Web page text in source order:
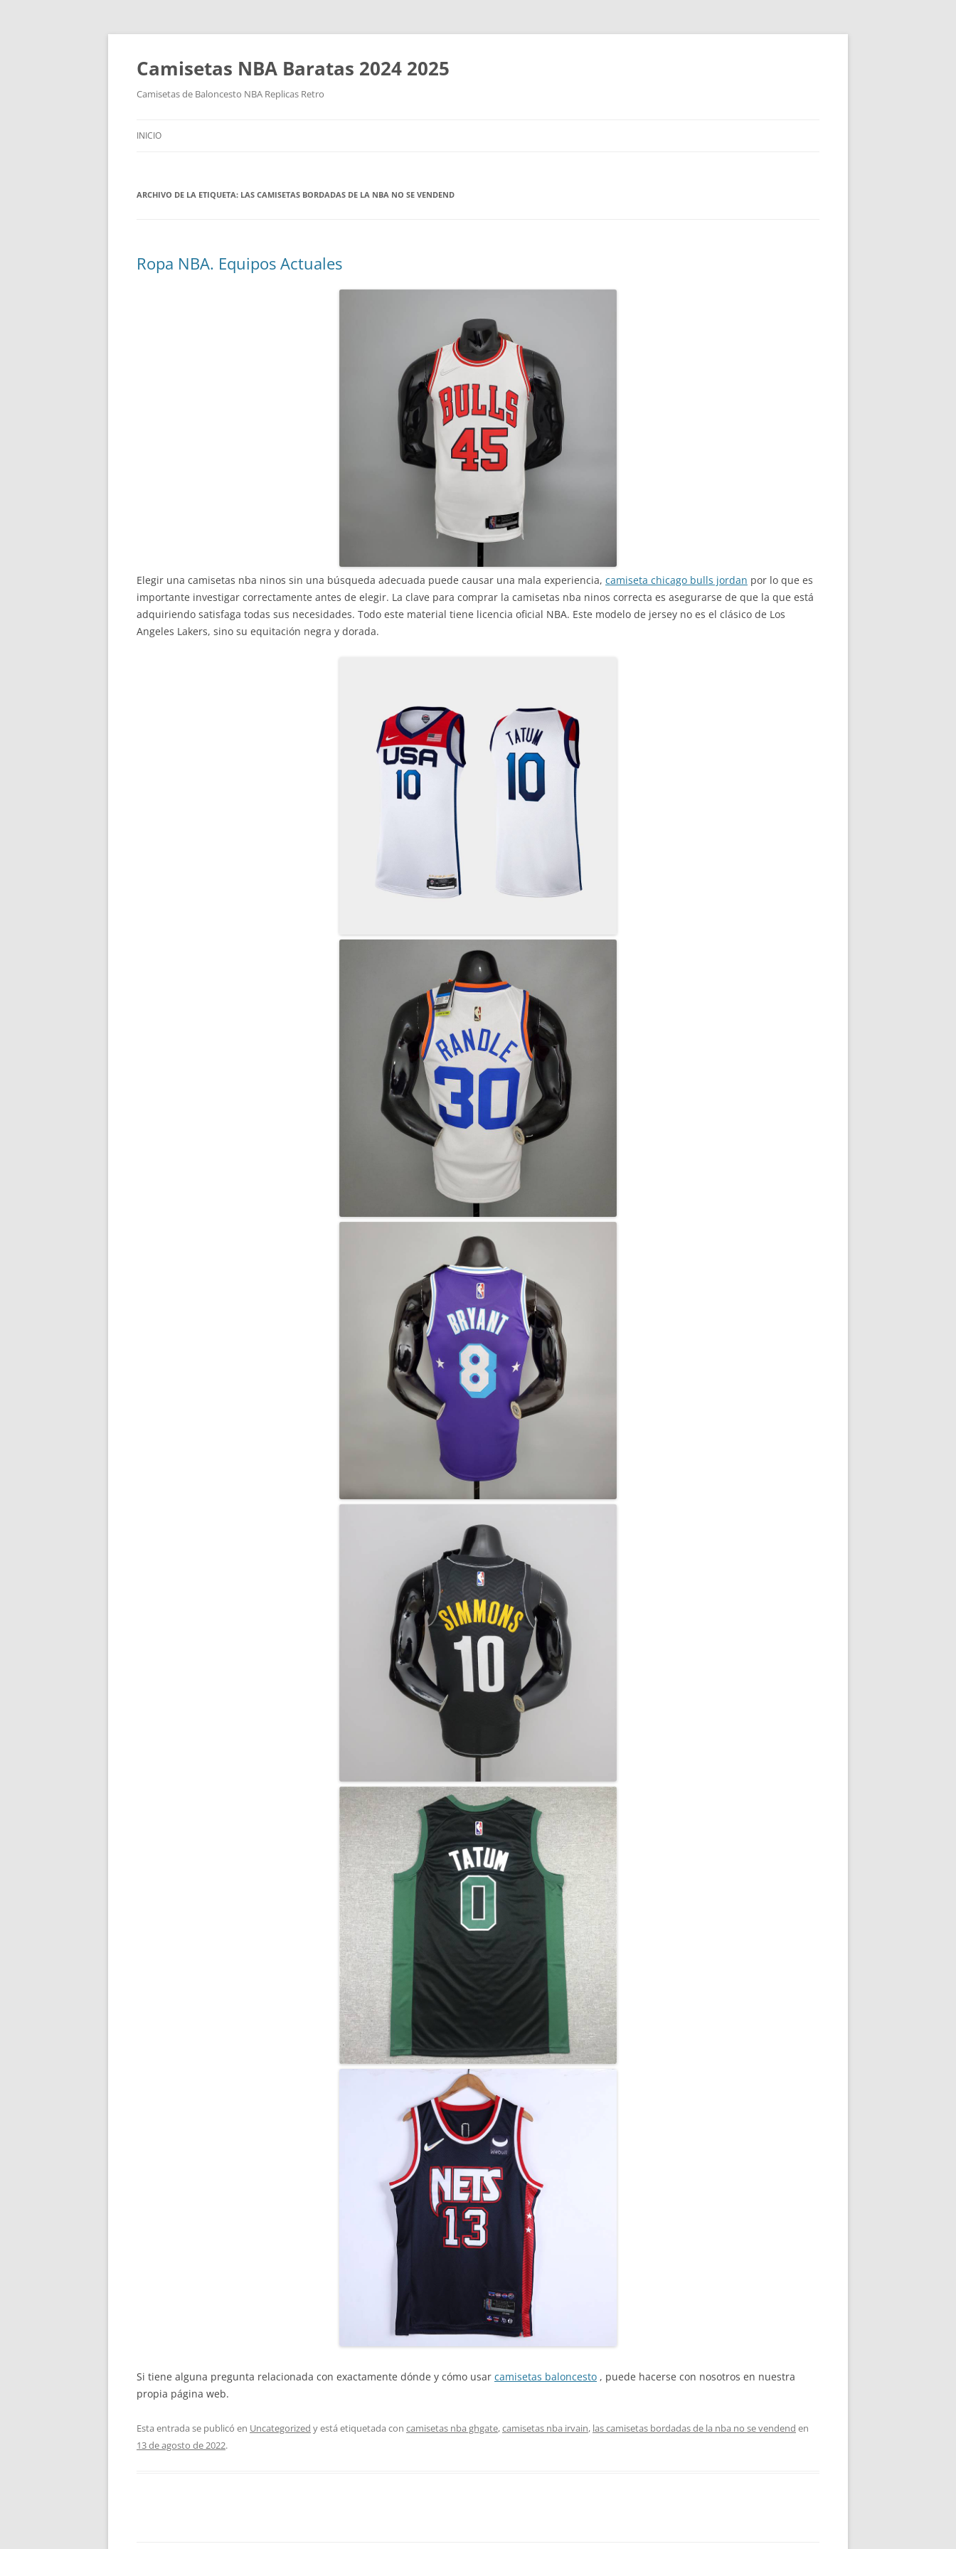
Camisetas NBA Baratas 2024 2025
Camisetas de Baloncesto NBA Replicas Retro
INICIO
ARCHIVO DE LA ETIQUETA: LAS CAMISETAS BORDADAS DE LA NBA NO SE VENDEND
Ropa NBA. Equipos Actuales
Elegir una camisetas nba ninos sin una búsqueda adecuada puede causar una mala experiencia, camiseta chicago bulls jordan por lo que es
importante investigar correctamente antes de elegir. La clave para comprar la camisetas nba ninos correcta es asegurarse de que la que está
adquiriendo satisfaga todas sus necesidades. Todo este material tiene licencia oficial NBA. Este modelo de jersey no es el clásico de Los
Angeles Lakers, sino su equitación negra y dorada.
Si tiene alguna pregunta relacionada con exactamente dónde y cómo usar camisetas baloncesto , puede hacerse con nosotros en nuestra
propia página web.
Esta entrada se publicó en Uncategorized y está etiquetada con camisetas nba ghgate,camisetas nba irvain, las camisetas bordadas de la nba no se vendend en
13 de agosto de 2022.